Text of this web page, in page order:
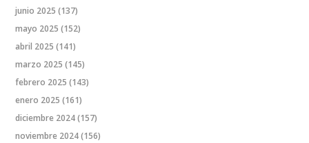
junio 2025 (137)
mayo 2025 (152)
abril 2025 (141)
marzo 2025 (145)
febrero 2025 (143)
enero 2025 (161)
diciembre 2024(157)
noviembre 2024(156)